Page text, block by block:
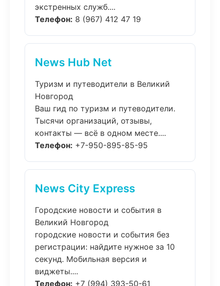
экстренных служб....
Телефон: 8 (967) 412 47 19
News Hub Net
Туризм и путеводители в Великий
Новгород
Ваш гид по туризм и путеводители.
Тысячи организаций, отзывы,
контакты — всё в одном месте....
Телефон: +7-950-895-85-95
News City Express
Городские новости и события в
Великий Новгород
городские новости и события без
регистрации: найдите нужное за 10
секунд. Мобильная версия и
виджеты....
Телефон: +7 (994) 393-50-61